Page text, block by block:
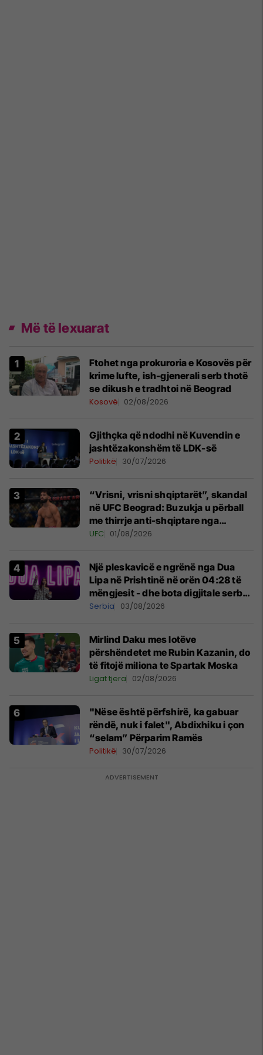
Më të lexuarat
Ftohet nga prokuroria e Kosovës për
krime lufte, ish-gjenerali serb thotë
se dikush e tradhtoi në Beograd
Kosovë 02/08/2026
Gjithçka që ndodhi në Kuvendin e
jashtëzakonshëm të LDK-së
Politikë 30/07/2026
“Vrisni, vrisni shqiptarët”, skandal
në UFC Beograd: Buzukja u përball
me thirrje anti-shqiptare nga
tribunat
UFC 01/08/2026
Një pleskavicë e ngrënë nga Dua
Lipa në Prishtinë në orën 04:28 të
mëngjesit - dhe bota digjitale serbe
shpall gjendjen e luftës
Serbia 03/08/2026
Mirlind Daku mes lotëve
përshëndetet me Rubin Kazanin, do
të fitojë miliona te Spartak Moska
Ligat tjera 02/08/2026
"Nëse është përfshirë, ka gabuar
rëndë, nuk i falet", Abdixhiku i çon
“selam” Përparim Ramës
Politikë 30/07/2026